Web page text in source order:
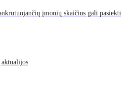
įmonių skaičius gali pasiekti
aktualijos